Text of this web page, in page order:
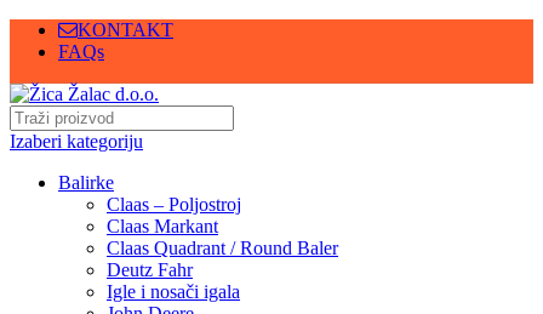
KONTAKT
FAQs
Izaberi kategoriju
Balirke
Claas – Poljostroj
Claas Markant
Claas Quadrant / Round Baler
Deutz Fahr
Igle i nosači igala